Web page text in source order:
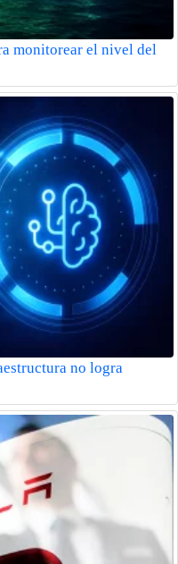
monitorear el nivel del
no logra